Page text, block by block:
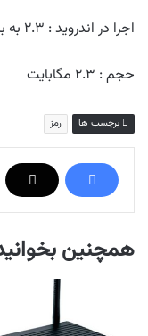
اجرا در اندروید : ۲.۳ به بالا
حجم : ۲.۳ مگابایت
برچسب ها رمز
همچنین